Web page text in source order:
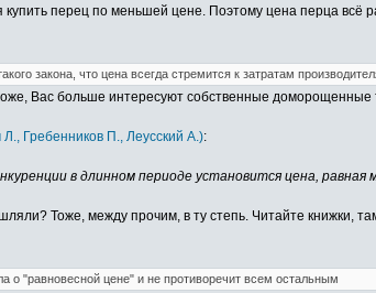
перец по меньшей цене. Поэтому цена перца всё
закона, что цена всегда стремится к затратам
Вас больше интересуют собственные доморощенные
Гребенников П., Леусский А.):
в длинном периоде установится цена,
Тоже, между прочим, в ту степь. Читайте книжки,
о "равновесной цене" и не противоречит всем остальным